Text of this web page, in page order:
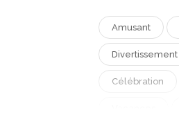
Amusant
Divertissement
Célébration